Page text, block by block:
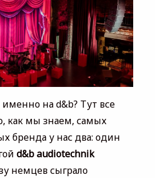
на d&b? Тут все
как мы знаем, самых
бренда у нас два: один
d&b audiotechnik
немцев сыграло